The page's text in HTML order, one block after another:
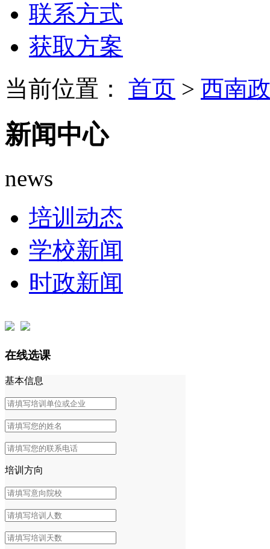
联系方式
获取方案
当前位置： 首页 > 西南
新闻中心
news
培训动态
学校新闻
时政新闻
在线选课
基本信息
培训方向